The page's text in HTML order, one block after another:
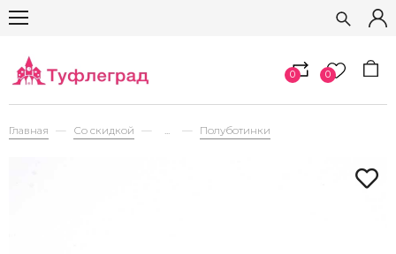
0 0
Главная Со скидкой ... Полуботинки